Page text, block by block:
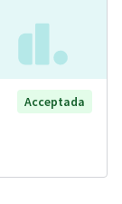
Acceptada